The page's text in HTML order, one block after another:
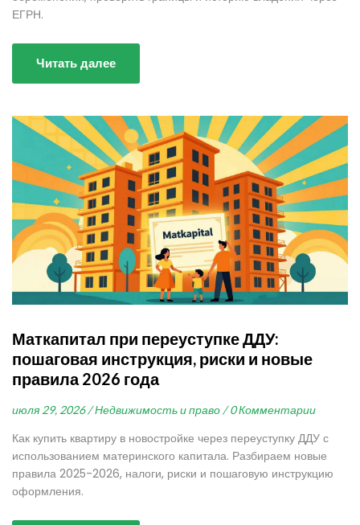
ЕГРН.
Читать далее
Маткапитал при переуступке ДДУ:
пошаговая инструкция, риски и новые
правила 2026 года
июля 29, 2026 / Недвижимость и право / 0 Комментарии
Как купить квартиру в новостройке через переуступку ДДУ с
использованием материнского капитала. Разбираем новые
правила 2025-2026, налоги, риски и пошаговую инструкцию
оформления.